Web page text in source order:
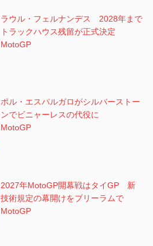
ラウル・フェルナンデス 2028年まで
トラックハウス残留が正式決定
MotoGP
ポル・エスパルガロがシルバーストー
ンでビニャーレスの代役に
MotoGP
2027年MotoGP開幕戦はタイGP 新
技術規定の幕開けをブリーラムで
MotoGP